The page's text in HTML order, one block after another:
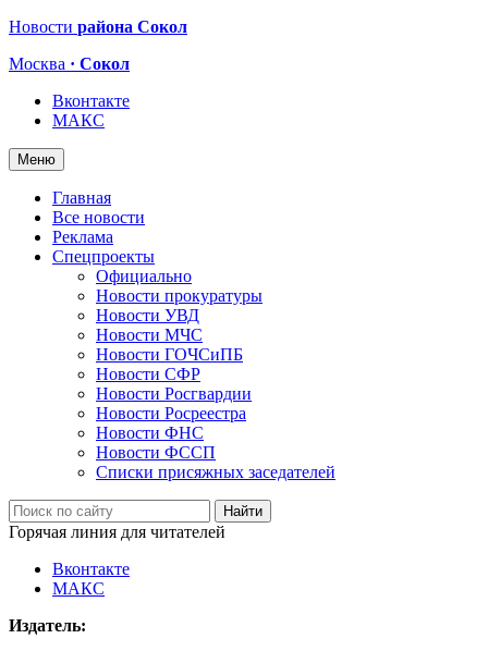
Новости района Сокол
Москва · Сокол
Вконтакте
МАКС
Меню
Главная
Все новости
Реклама
Спецпроекты
Официально
Новости прокуратуры
Новости УВД
Новости МЧС
Новости ГОЧСиПБ
Новости СФР
Новости Росгвардии
Новости Росреестра
Новости ФНС
Новости ФССП
Списки присяжных заседателей
Горячая линия для читателей
Вконтакте
МАКС
Издатель: